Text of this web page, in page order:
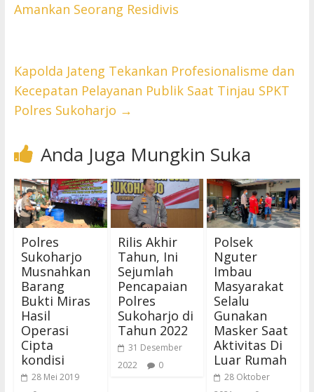
Amankan Seorang Residivis
Kapolda Jateng Tekankan Profesionalisme dan
Kecepatan Pelayanan Publik Saat Tinjau SPKT
Polres Sukoharjo →
Anda Juga Mungkin Suka
Polres
Sukoharjo
Musnahkan
Barang
Bukti Miras
Hasil
Operasi
Cipta
kondisi
28 Mei 2019
Rilis Akhir
Tahun, Ini
Sejumlah
Pencapaian
Polres
Sukoharjo di
Tahun 2022
31 Desember
2022
0
Polsek
Nguter
Imbau
Masyarakat
Selalu
Gunakan
Masker Saat
Aktivitas Di
Luar Rumah
28 Oktober